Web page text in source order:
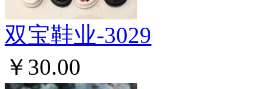
双宝鞋业-3029
￥30.00